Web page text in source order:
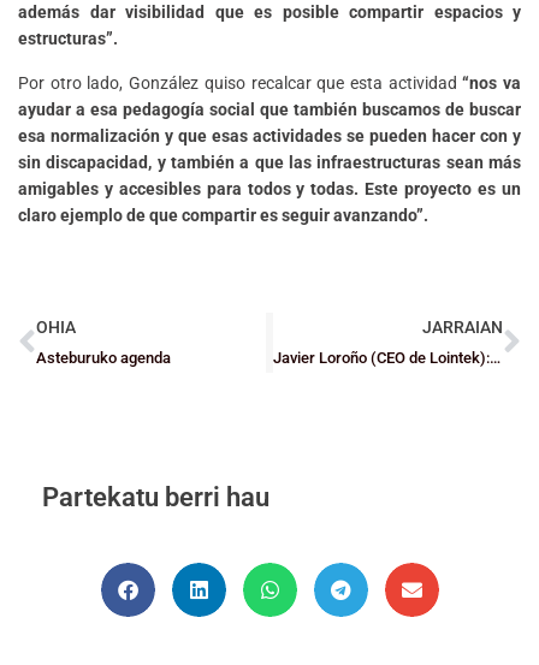
además dar visibilidad que es posible compartir espacios y
estructuras”.
Por otro lado, González quiso recalcar que esta actividad“nos va
ayudar a esa pedagogía social que también buscamos de buscar
esa normalización y que esas actividades se pueden hacer con y
sin discapacidad, y también a que las infraestructuras sean más
amigables y accesibles para todos y todas. Este proyecto es un
claro ejemplo de que compartir es seguir avanzando”.
OHIA
Asteburuko agenda
JARRAIAN
Javier Loroño (CEO de Lointek): “Hay que tener en cuenta la magnitud actual del Club para este 25 aniversario”
Partekatu berri hau